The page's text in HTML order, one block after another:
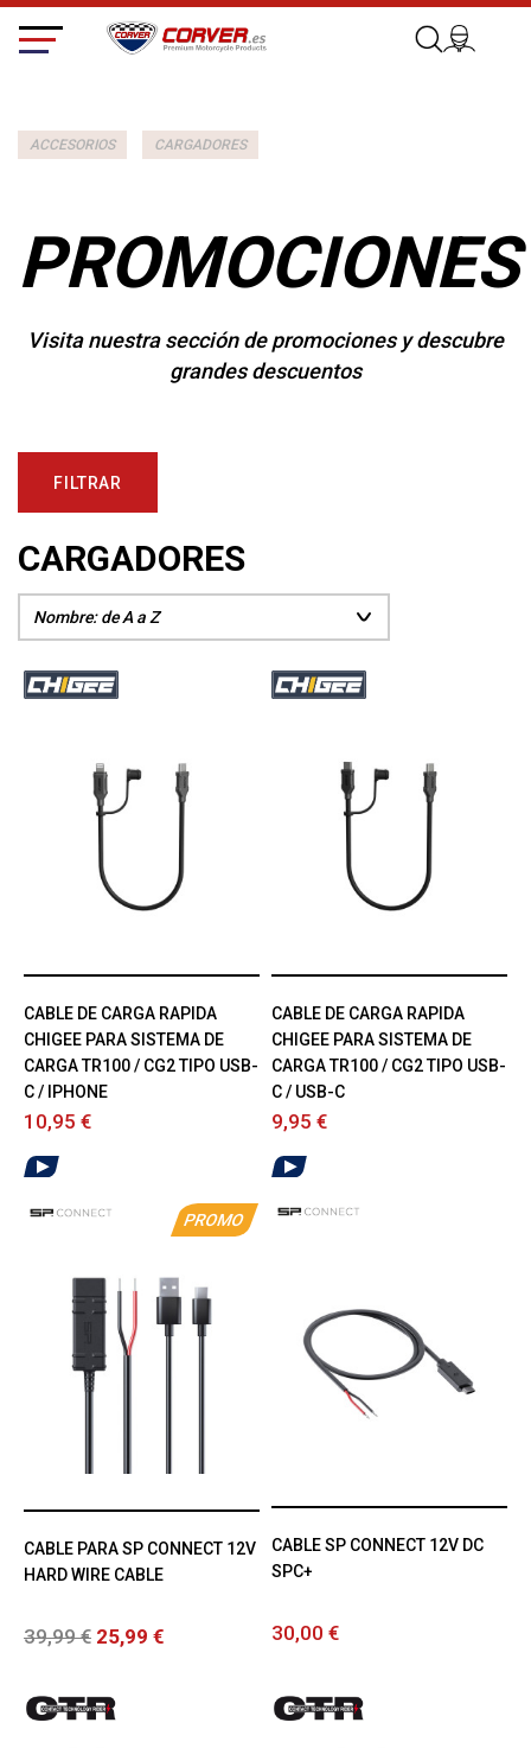
ACCESORIOS CARGADORES
PROMOCIONES
Visita nuestra sección de promociones y descubre
grandes descuentos
FILTRAR
CARGADORES
CABLE DE CARGA RAPIDA
CHIGEE PARA SISTEMA DE
CARGA TR100 / CG2 TIPO USB-
C / IPHONE
10,95 €
CABLE DE CARGA RAPIDA
CHIGEE PARA SISTEMA DE
CARGA TR100 / CG2 TIPO USB-
C / USB-C
9,95 €
PROMO
CABLE PARA SP CONNECT 12V
HARD WIRE CABLE
39,99 € 25,99 €
CABLE SP CONNECT 12V DC
SPC+
30,00 €